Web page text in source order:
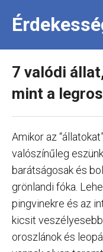
7 valódi
mint a
Amikor az
valószínűleg
barátságosak és
grönlandi fóka.
pingvinekre és az
kicsit
oroszlánok és